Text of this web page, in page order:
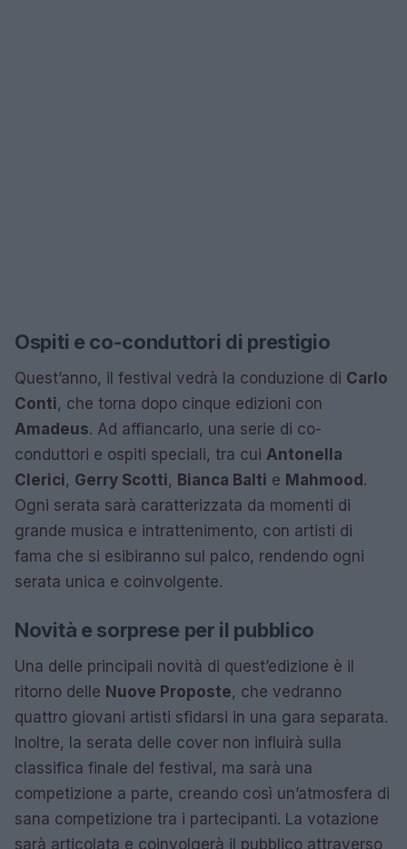
Ospiti e co-conduttori di prestigio
Quest’anno, il festival vedrà la conduzione di Carlo
Conti, che torna dopo cinque edizioni con
Amadeus. Ad affiancarlo, una serie di co-
conduttori e ospiti speciali, tra cui Antonella
Clerici, Gerry Scotti, Bianca Balti e Mahmood .
Ogni serata sarà caratterizzata da momenti di
grande musica e intrattenimento, con artisti di
fama che si esibiranno sul palco, rendendo ogni
serata unica e coinvolgente.
Novità e sorprese per il pubblico
Una delle principali novità di quest’edizione è il
ritorno delle Nuove Proposte, che vedranno
quattro giovani artisti sfidarsi in una gara separata.
Inoltre, la serata delle cover non influirà sulla
classifica finale del festival, ma sarà una
competizione a parte, creando così un’atmosfera di
sana competizione tra i partecipanti. La votazione
sarà articolata e coinvolgerà il pubblico attraverso